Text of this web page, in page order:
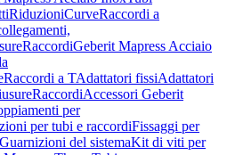
RiduzioniCurveRaccordi a
RaccordiGeberit Mapress Acciaio
Raccordi a TAdattatori fissiAdattatori
RaccordiAccessori Geberit
per
per tubi e raccordiFissaggi per
Guarnizioni del sistemaKit di viti per